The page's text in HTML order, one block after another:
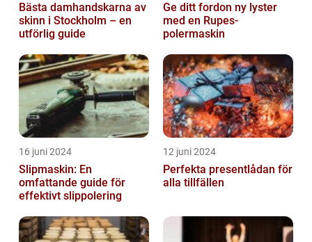
Bästa damhandskarna av
skinn i Stockholm – en
utförlig guide
Ge ditt fordon ny lyster
med en Rupes-
polermaskin
16 juni 2024
Slipmaskin: En
omfattande guide för
effektivt slippolering
12 juni 2024
Perfekta presentlådan för
alla tillfällen